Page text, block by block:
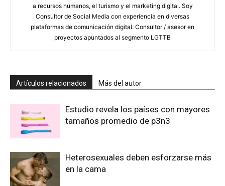
a recursos humanos, el turismo y el marketing digital. Soy
Consultor de Social Media con experiencia en diversas
plataformas de comunicación digital. Consultor / asesor en
proyectos apuntados al segmento LGTTB
Artículos relacionados Más del autor
Estudio revela los países con mayores
tamaños promedio de p3n3
Heterosexuales deben esforzarse más
en la cama